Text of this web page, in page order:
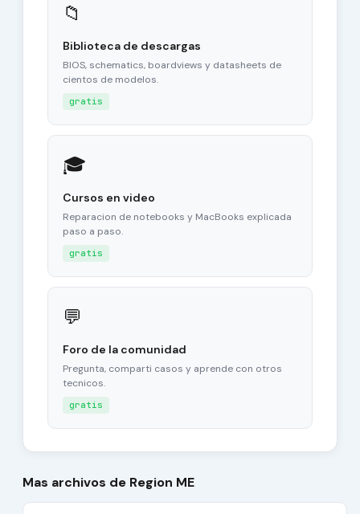
📁
Biblioteca de descargas
BIOS, schematics, boardviews y datasheets de
cientos de modelos.
gratis
🎓
Cursos en video
Reparacion de notebooks y MacBooks explicada
paso a paso.
gratis
💬
Foro de la comunidad
Pregunta, comparti casos y aprende con otros
tecnicos.
gratis
Mas archivos de Region ME